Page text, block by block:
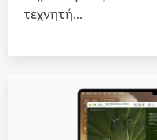
τεχνητή...